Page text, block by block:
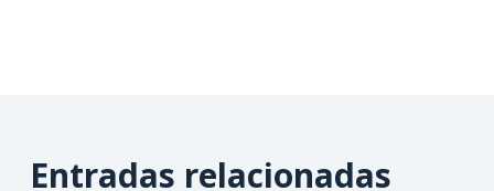
Entradas relacionadas